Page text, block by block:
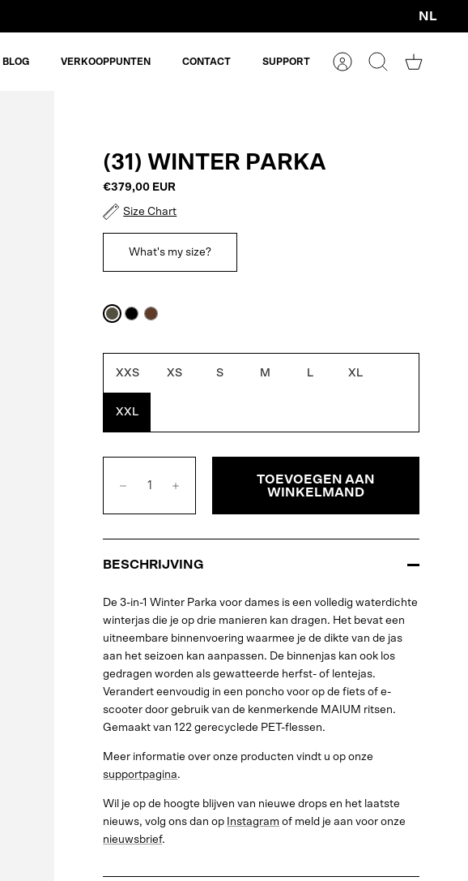
Valuta
NL
BLOG VERKOOPPUNTEN CONTACT SUPPORT
AccountZoeken
(31) WINTER PARKA
€379,00 EUR
Size Chart
What's my size?
ArmyBlackMacassar
XXS XS S M L XL
XXL
TOEVOEGEN AAN
WINKELMAND
BESCHRIJVING
De 3-in-1 Winter Parka voor dames is een volledig waterdichte
winterjas die je op drie manieren kan dragen. Het bevat een
uitneembare binnenvoering waarmee je de dikte van de jas
aan het seizoen kan aanpassen. De binnenjas kan ook los
gedragen worden als gewatteerde herfst- of lentejas.
Verandert eenvoudig in een poncho voor op de fiets of e-
scooter door gebruik van de kenmerkende MAIUM ritsen.
Gemaakt van 122 gerecyclede PET-flessen.
Meer informatie over onze producten vindt u op onze
supportpagina.
Wil je op de hoogte blijven van nieuwe drops en het laatste
nieuws, volg ons dan op Instagram of meld je aan voor onze
nieuwsbrief.